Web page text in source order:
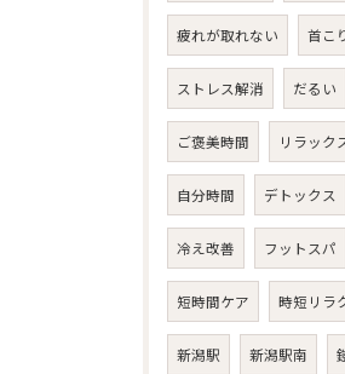
疲れが取れない 首こ
ストレス解消 だるい
ご褒美時間 リラック
自分時間 デトックス
冷え改善 フットスパ
短時間ケア 時短リラ
新潟駅 新潟駅南